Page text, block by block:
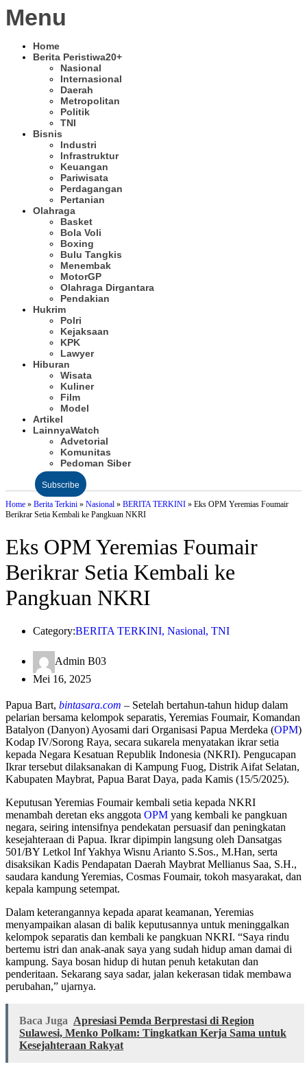
Menu
Home
Berita Peristiwa20+
Nasional
Internasional
Daerah
Metropolitan
Politik
TNI
Bisnis
Industri
Infrastruktur
Keuangan
Pariwisata
Perdagangan
Pertanian
Olahraga
Basket
Bola Voli
Boxing
Bulu Tangkis
Menembak
MotorGP
Olahraga Dirgantara
Pendakian
Hukrim
Polri
Kejaksaan
KPK
Lawyer
Hiburan
Wisata
Kuliner
Film
Model
Artikel
LainnyaWatch
Advetorial
Komunitas
Pedoman Siber
Subscribe
Home » Berita Terkini » Nasional » BERITA TERKINI » Eks OPM Yeremias Foumair
Berikrar Setia Kembali ke Pangkuan NKRI
Eks OPM Yeremias Foumair
Berikrar Setia Kembali ke
Pangkuan NKRI
Category:BERITA TERKINI, Nasional, TNI
Admin B03
Mei 16, 2025
Papua Bart, bintasara.com – Setelah bertahun-tahun hidup dalam
pelarian bersama kelompok separatis, Yeremias Foumair, Komandan
Batalyon (Danyon) Ayosami dari Organisasi Papua Merdeka (OPM)
Kodap IV/Sorong Raya, secara sukarela menyatakan ikrar setia
kepada Negara Kesatuan Republik Indonesia (NKRI). Pengucapan
Ikrar tersebut dilaksanakan di Kampung Fuog, Distrik Aifat Selatan,
Kabupaten Maybrat, Papua Barat Daya, pada Kamis (15/5/2025).
Keputusan Yeremias Foumair kembali setia kepada NKRI
menambah deretan eks anggota OPM yang kembali ke pangkuan
negara, seiring intensifnya pendekatan persuasif dan peningkatan
kesejahteraan di Papua. Ikrar dipimpin langsung oleh Dansatgas
501/BY Letkol Inf Yakhya Wisnu Arianto S.Sos., M.Han, serta
disaksikan Kadis Pendapatan Daerah Maybrat Mellianus Saa, S.H.,
saudara kandung Yeremias, Cosmas Foumair, tokoh masyarakat, dan
kepala kampung setempat.
Dalam keterangannya kepada aparat keamanan, Yeremias
menyampaikan alasan di balik keputusannya untuk meninggalkan
kelompok separatis dan kembali ke pangkuan NKRI. “Saya rindu
bertemu istri dan anak-anak saya yang sudah hidup aman damai di
kampung. Saya bosan hidup di hutan penuh ketakutan dan
penderitaan. Sekarang saya sadar, jalan kekerasan tidak membawa
perubahan,” ujarnya.
Baca Juga Apresiasi Pemda Berprestasi di Region
Sulawesi, Menko Polkam: Tingkatkan Kerja Sama untuk
Kesejahteraan Rakyat